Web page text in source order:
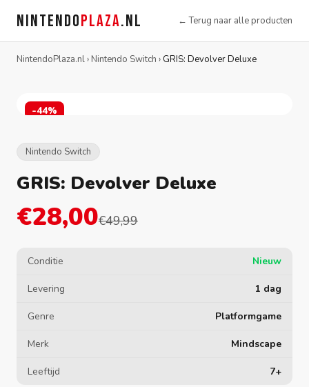
NINTENDOPLAZA.NL ← Terug naar alle producten
NintendoPlaza.nl› Nintendo Switch › GRIS: Devolver Deluxe
-44%
Nintendo Switch
GRIS: Devolver Deluxe
€28,00€49,99
Conditie Nieuw
Levering 1 dag
Genre Platformgame
Merk Mindscape
Leeftijd 7+